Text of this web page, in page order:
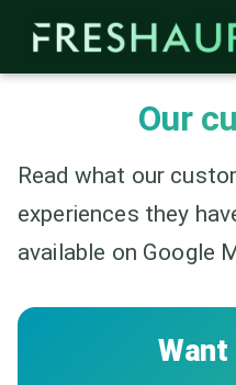
Our
Read what our
experiences they
available on Google
Want